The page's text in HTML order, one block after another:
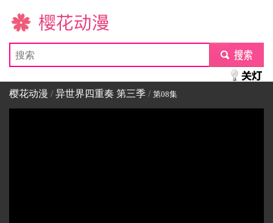
樱花动漫
submit
樱花动漫 /异世界四重奏 第三季 / 第08集